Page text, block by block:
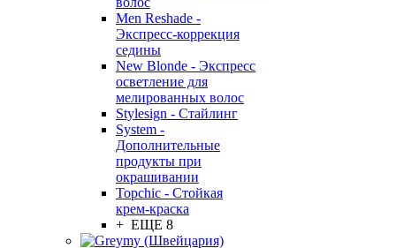
Men Reshade -
Экспресс-коррекция
седины
New Blonde - Экспресс
осветление для
мелированных волос
Stylesign - Стайлинг
System -
Дополнительные
продукты при
окрашивании
Topchic - Стойкая
крем-краска
+ ЕЩЕ 8